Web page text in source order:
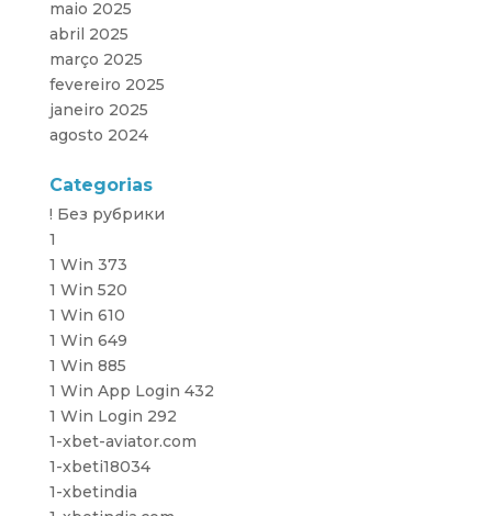
maio 2025
abril 2025
março 2025
fevereiro 2025
janeiro 2025
agosto 2024
Categorias
! Без рубрики
1
1 Win 373
1 Win 520
1 Win 610
1 Win 649
1 Win 885
1 Win App Login 432
1 Win Login 292
1-xbet-aviator.com
1-xbeti18034
1-xbetindia